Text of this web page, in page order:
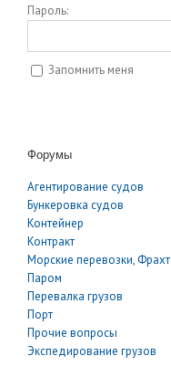
Пароль:
Запомнить меня
Форумы
Агентирование судов
Бункеровка судов
Контейнер
Контракт
Морские перевозки, Фрахт
Паром
Перевалка грузов
Порт
Прочие вопросы
Экспедирование грузов